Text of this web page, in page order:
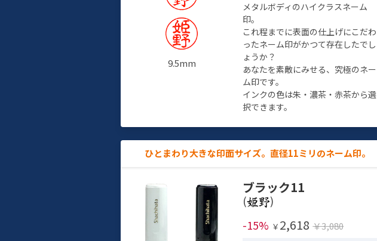
9.5mm
メタルボディのハイクラスネーム
印。
これ程までに表面の仕上げにこだわ
ったネーム印がかつて存在したでし
ょうか？
あなたを素敵にみせる、究極のネー
ム印です。
インクの色は朱・濃茶・赤茶から選
択できます。
ひとまわり大きな印面サイズ。直径11ミリのネーム印。
ブラック11
(
)
-15% ￥ 2,618 ￥3,080